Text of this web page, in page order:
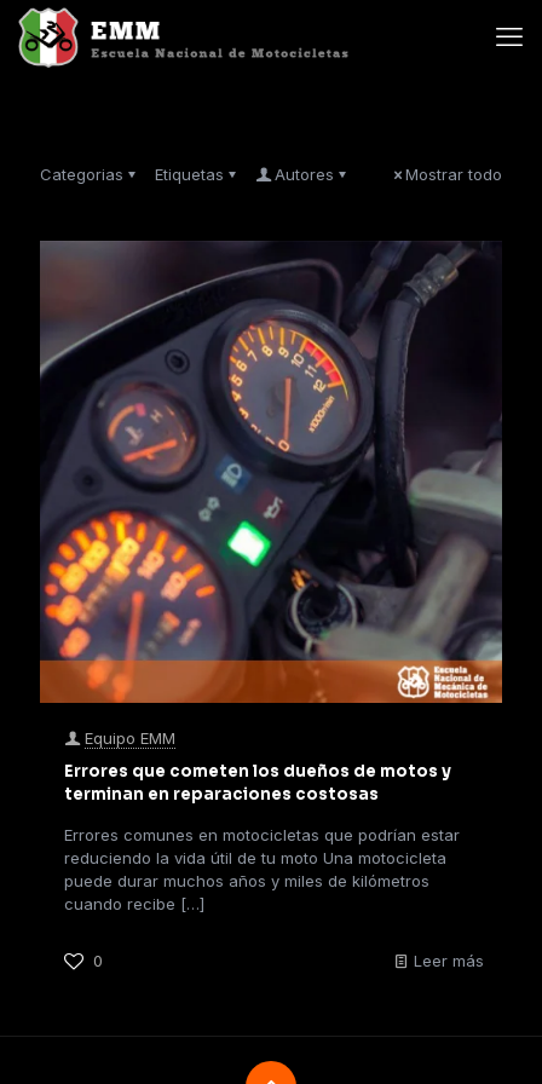
Categorias Etiquetas Autores Mostrar todo
Equipo EMM
Errores que cometen los dueños de motos y
terminan en reparaciones costosas
Errores comunes en motocicletas que podrían estar
reduciendo la vida útil de tu moto Una motocicleta
puede durar muchos años y miles de kilómetros
cuando recibe […]
0 Leer más